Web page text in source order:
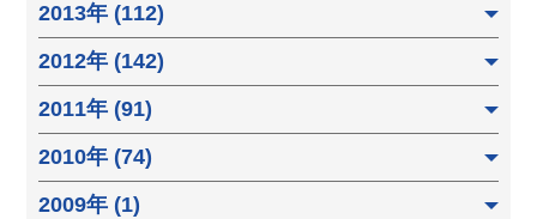
2013年 (112)
2012年 (142)
2011年 (91)
2010年 (74)
2009年 (1)